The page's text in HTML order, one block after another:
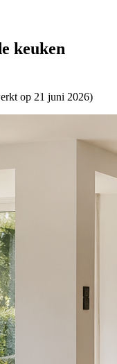
keuken
op 21 juni 2026)